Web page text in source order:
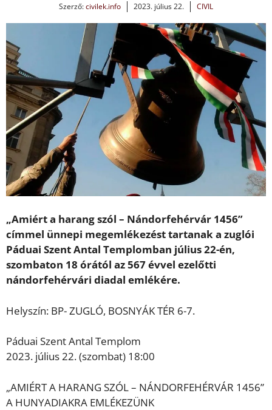
Szerző:civilek.info 2023. július 22. CIVIL
„Amiért a harang szól – Nándorfehérvár 1456”
címmel ünnepi megemlékezést tartanak a zuglói
Páduai Szent Antal Templomban július 22-én,
szombaton 18 órától az 567 évvel ezelőtti
nándorfehérvári diadal emlékére.
Helyszín: BP- ZUGLÓ, BOSNYÁK TÉR 6-7.
Páduai Szent Antal Templom
2023. július 22. (szombat) 18:00
„AMIÉRT A HARANG SZÓL – NÁNDORFEHÉRVÁR 1456”
A HUNYADIAKRA EMLÉKEZÜNK